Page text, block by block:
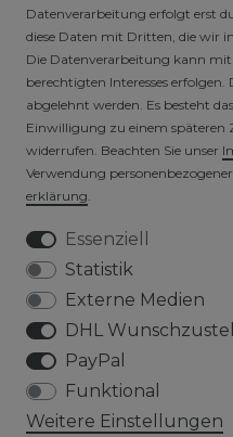
VERSICHERTER
Datenverarbeitung erfolgt erst
diese Daten mit Dritten, die wir
Die Datenverarbeitung kann
berechtigten Interesses
abgelehnt werden. Es besteht
Einwilligung zu einem späteren
widerrufen. Beachten Sie unser
Verwendung
erklärung.
Essenziell
Statistik
Externe Medien
DHL
PayPal
Funktional
Weitere Einstellungen